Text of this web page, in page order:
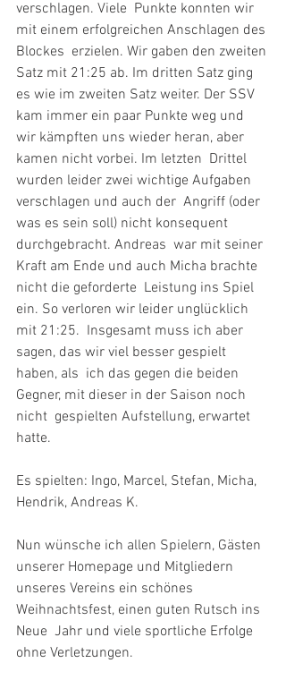
verschlagen. Viele  Punkte konnten wir
mit einem erfolgreichen Anschlagen des
Blockes  erzielen. Wir gaben den zweiten
Satz mit 21:25 ab. Im dritten Satz ging
es wie im zweiten Satz weiter. Der SSV
kam immer ein paar Punkte weg und
wir kämpften uns wieder heran, aber
kamen nicht vorbei. Im letzten  Drittel
wurden leider zwei wichtige Aufgaben
verschlagen und auch der  Angriff (oder
was es sein soll) nicht konsequent
durchgebracht. Andreas  war mit seiner
Kraft am Ende und auch Micha brachte
nicht die geforderte  Leistung ins Spiel
ein. So verloren wir leider unglücklich
mit 21:25.  Insgesamt muss ich aber
sagen, das wir viel besser gespielt
haben, als  ich das gegen die beiden
Gegner, mit dieser in der Saison noch
nicht  gespielten Aufstellung, erwartet
hatte.
Es spielten: Ingo, Marcel, Stefan, Micha,
Hendrik, Andreas K.
Nun wünsche ich allen Spielern, Gästen
unserer Homepage und Mitgliedern
unseres Vereins ein schönes
Weihnachtsfest, einen guten Rutsch ins
Neue  Jahr und viele sportliche Erfolge
ohne Verletzungen.